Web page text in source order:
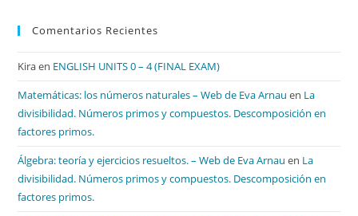
Comentarios Recientes
Kiraen ENGLISH UNITS 0 – 4 (FINAL EXAM)
Matemáticas: los números naturales – Web de Eva Arnau en La
divisibilidad. Números primos y compuestos. Descomposición en
factores primos.
Álgebra: teoría y ejercicios resueltos. – Web de Eva Arnau en La
divisibilidad. Números primos y compuestos. Descomposición en
factores primos.